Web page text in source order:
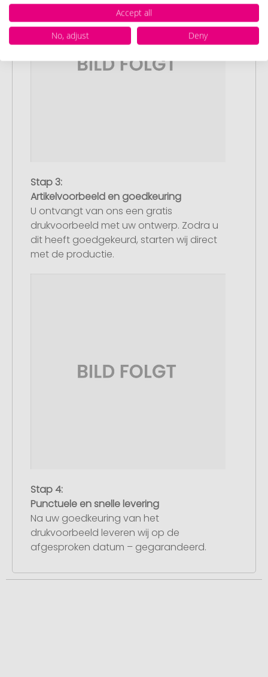
Stap 3:
Artikelvoorbeeld en goedkeuring
U ontvangt van ons een gratis
drukvoorbeeld met uw ontwerp. Zodra u
dit heeft goedgekeurd, starten wij direct
met de productie.
Stap 4:
Punctuele en snelle levering
Na uw goedkeuring van het
drukvoorbeeld leveren wij op de
afgesproken datum – gegarandeerd.
Accept all
No, adjust
Deny